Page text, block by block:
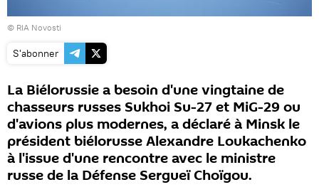
© RIA Novosti
S'abonner
La Biélorussie a besoin d'une vingtaine de
chasseurs russes Sukhoi Su-27 et MiG-29 ou
d'avions plus modernes, a déclaré à Minsk le
président biélorusse Alexandre Loukachenko
à l'issue d'une rencontre avec le ministre
russe de la Défense Sergueï Choïgou.